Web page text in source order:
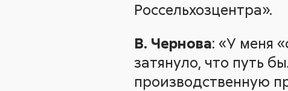
Россельхозцентра».
В. Чернова: «У меня
затянуло, что путь
производственную